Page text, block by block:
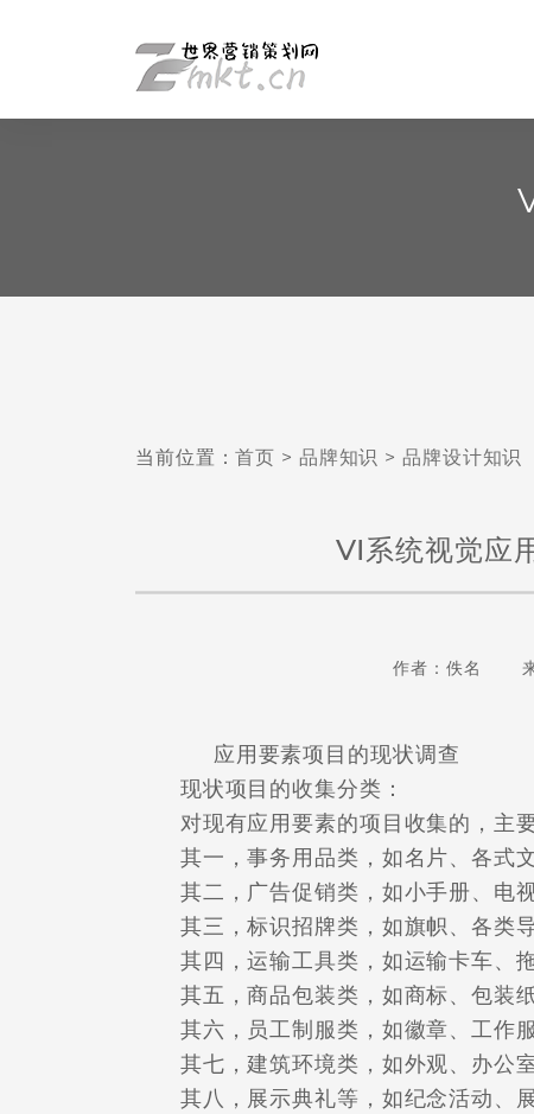
当前位置：首页 > 品牌知识 > 品牌设计知识
VI系统视觉应
作者：佚名 来
应用要素项目的现状调查
现状项目的收集分类：
对现有应用要素的项目收集的，主要
其一，事务用品类，如名片、各式文
其二，广告促销类，如小手册、电视
其三，标识招牌类，如旗帜、各类导
其四，运输工具类，如运输卡车、拖
其五，商品包装类，如商标、包装纸
其六，员工制服类，如徽章、工作服
其七，建筑环境类，如外观、办公室
其八，展示典礼等，如纪念活动、展